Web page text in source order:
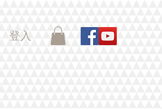
登入